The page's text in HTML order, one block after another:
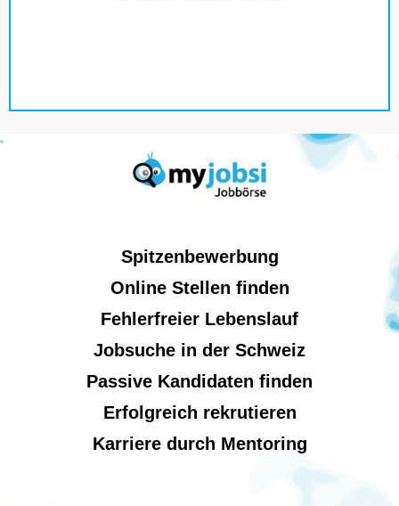
Spitzenbewerbung
Online Stellen finden
Fehlerfreier Lebenslauf
Jobsuche in der Schweiz
Passive Kandidaten finden
Erfolgreich rekrutieren
Karriere durch Mentoring